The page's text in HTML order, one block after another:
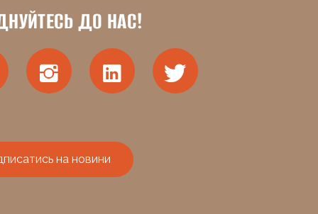
ДО НАС!
на новини